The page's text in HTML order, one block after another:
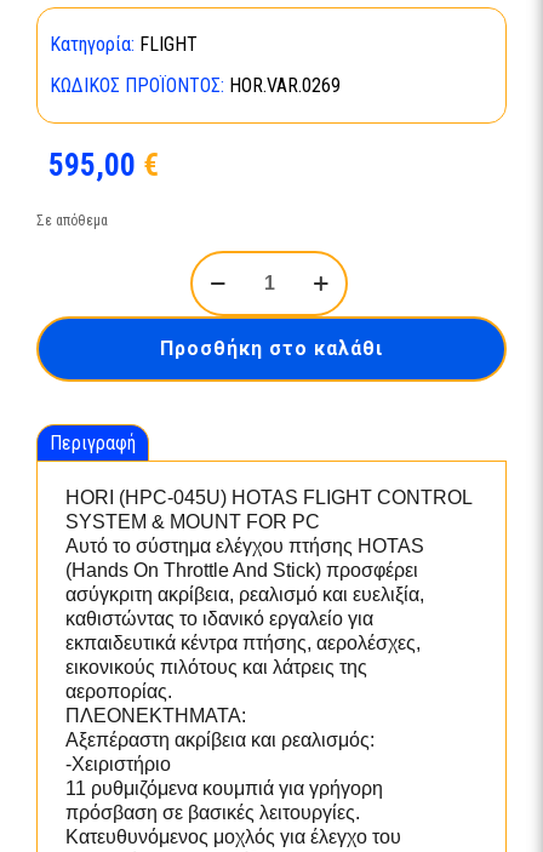
Κατηγορία: FLIGHT
ΚΩΔΙΚΌΣ ΠΡΟΪΌΝΤΟΣ: HOR.VAR.0269
595,00 €
Σε απόθεμα
HORI
(HPC-
045U)
FLIGHT
CONTROL
PC
ποσότητα
Προσθήκη στο καλάθι
Περιγραφή
HORI (HPC-045U) HOTAS FLIGHT CONTROL
SYSTEM & MOUNT FOR PC
Αυτό το σύστημα ελέγχου πτήσης HOTAS
(Hands On Throttle And Stick) προσφέρει
ασύγκριτη ακρίβεια, ρεαλισμό και ευελιξία,
καθιστώντας το ιδανικό εργαλείο για
εκπαιδευτικά κέντρα πτήσης, αερολέσχες,
εικονικούς πιλότους και λάτρεις της
αεροπορίας.
ΠΛΕΟΝΕΚΤΗΜΑΤΑ:
Αξεπέραστη ακρίβεια και ρεαλισμός:
-Χειριστήριο
11 ρυθμιζόμενα κουμπιά για γρήγορη
πρόσβαση σε βασικές λειτουργίες.
Κατευθυνόμενος μοχλός για έλεγχο του